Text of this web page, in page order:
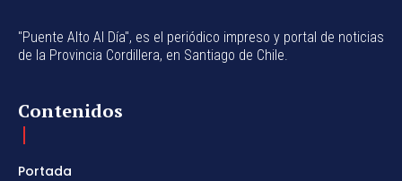
"Puente Alto Al Día", es el periódico impreso y portal de noticias
de la Provincia Cordillera, en Santiago de Chile.
Contenidos
Portada